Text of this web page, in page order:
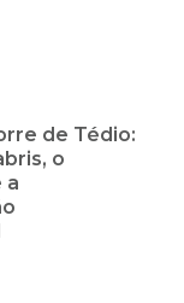
de Tédio:
o
a